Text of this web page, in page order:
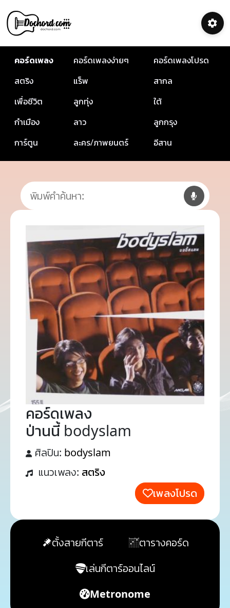
คอร์ดเพลง คอร์ดเพลงง่ายๆ
คอร์ดเพลงโปรด
สตริง
แร็พ
สากล
เพื่อชีวิต
ลูกทุ่ง
ใต้
กำเมือง
ลาว
ลูกกรุง
การ์ตูน
ละคร/ภาพยนตร์ อีสาน
คอร์ดเพลง
ป่านนี้ bodyslam
ศิลปิน: bodyslam
แนวเพลง: สตริง
เพลงโปรด
ตั้งสายกีตาร์
ตารางคอร์ด
เล่นกีตาร์ออนไลน์
Metronome